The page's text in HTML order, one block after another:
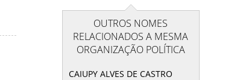
OUTROS NOMES
RELACIONADOS A MESMA
ORGANIZAÇÃO POLÍTICA
CAIUPY ALVES DE CASTRO